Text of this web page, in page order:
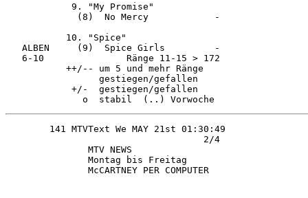
            9. "My Promise"
             (8)  No Mercy            -
           10. "Spice"
   ALBEN     (9)  Spice Girls         -
   6-10               Ränge 11-15 > 172
           ++/-- um 5 und mehr Ränge
                 gestiegen/gefallen
            +/-  gestiegen/gefallen
                                    2/4
               MTV NEWS
               Montag bis Freitag
               McCARTNEY PER COMPUTER